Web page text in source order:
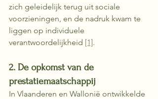
zich geleidelijk terug uit sociale
voorzieningen, en de nadruk kwam te
liggen op individuele
verantwoordelijkheid [1].
2. De opkomst van de
prestatiemaatschappij
In Vlaanderen en Wallonië ontwikkelde